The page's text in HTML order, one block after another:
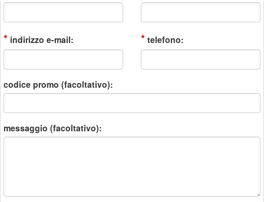
* indirizzo e-mail: * telefono:
codice promo (facoltativo):
messaggio (facoltativo):